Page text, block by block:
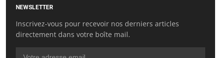
NEWSLETTER
Inscrivez-vous pour recevoir nos derniers articles
directement dans votre boîte mail.